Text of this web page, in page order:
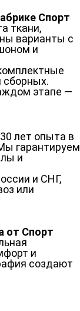
Спорт
ткани,
варианты с
и
сборных.
этапе —
лет опыта в
гарантируем
и
и СНГ,
или
от Спорт
и
создают